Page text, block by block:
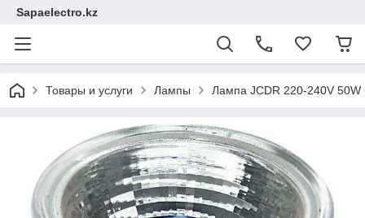
Sapaelectro.kz
Товары и услуги Лампы Лампа JCDR 220-240V